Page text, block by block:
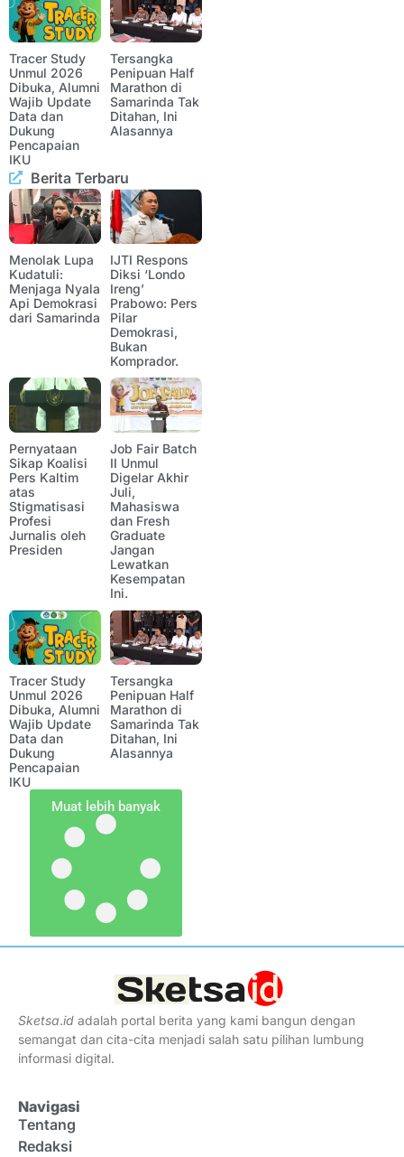
Tracer Study
Unmul 2026
Dibuka, Alumni
Wajib Update
Data dan
Dukung
Pencapaian
IKU
Tersangka
Penipuan Half
Marathon di
Samarinda Tak
Ditahan, Ini
Alasannya
Berita Terbaru
Menolak Lupa
Kudatuli:
Menjaga Nyala
Api Demokrasi
dari Samarinda
IJTI Respons
Diksi ‘Londo
Ireng’
Prabowo: Pers
Pilar
Demokrasi,
Bukan
Komprador.
Pernyataan
Sikap Koalisi
Pers Kaltim
atas
Stigmatisasi
Profesi
Jurnalis oleh
Presiden
Job Fair Batch
II Unmul
Digelar Akhir
Juli,
Mahasiswa
dan Fresh
Graduate
Jangan
Lewatkan
Kesempatan
Ini.
Tracer Study
Unmul 2026
Dibuka, Alumni
Wajib Update
Data dan
Dukung
Pencapaian
IKU
Tersangka
Penipuan Half
Marathon di
Samarinda Tak
Ditahan, Ini
Alasannya
Muat lebih banyak
Sketsa.id adalah portal berita yang kami bangun dengan
semangat dan cita-cita menjadi salah satu pilihan lumbung
informasi digital.
Navigasi
Tentang
Redaksi